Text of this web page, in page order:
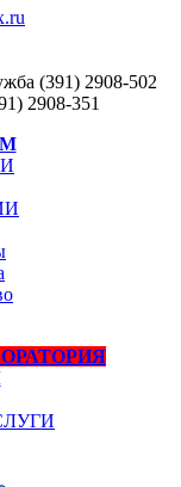
(391) 2908-502
2908-351